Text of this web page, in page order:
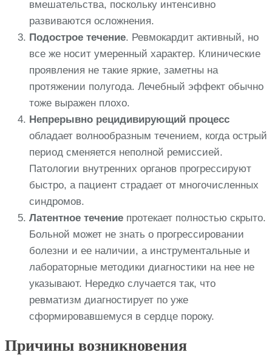
вмешательства, поскольку интенсивно
развиваются осложнения.
Подострое течение. Ревмокардит активный, но
все же носит умеренный характер. Клинические
проявления не такие яркие, заметны на
протяжении полугода. Лечебный эффект обычно
тоже выражен плохо.
Непрерывно рецидивирующий процесс
обладает волнообразным течением, когда острый
период сменяется неполной ремиссией.
Патологии внутренних органов прогрессируют
быстро, а пациент страдает от многочисленных
синдромов.
Латентное течение протекает полностью скрыто.
Больной может не знать о прогрессировании
болезни и ее наличии, а инструментальные и
лабораторные методики диагностики на нее не
указывают. Нередко случается так, что
ревматизм диагностирует по уже
сформировавшемуся в сердце пороку.
Причины возникновения